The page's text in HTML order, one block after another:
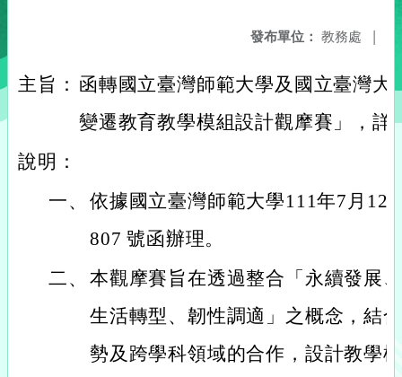
發布單位： 教務處 |
主旨： 函轉國立臺灣師範大學及國立臺灣大
變遷教育教學模組設計觀摩賽」，詳
說明：
一、 依據國立臺灣師範大學111年7月12
807 號函辦理。
二、 本觀摩賽旨在透過整合「永續發展
生活轉型、韌性調適」之概念，結
勢及跨學科領域的合作，設計教學